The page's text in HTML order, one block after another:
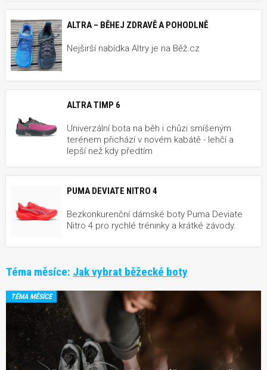
ALTRA – BĚHEJ ZDRAVĚ A POHODLNĚ
Nejširší nabídka Altry je na Běž.cz
ALTRA TIMP 6
Univerzální bota na běh i chůzi smíšeným
terénem přichází v novém kabátě - lehčí a
lepší než kdy předtím
PUMA DEVIATE NITRO 4
Bezkonkurenční dámské boty Puma Deviate
Nitro 4 pro rychlé tréninky a krátké závody.
Téma měsíce: Jak vybrat běžecké boty
TÉMA MĚSÍCE